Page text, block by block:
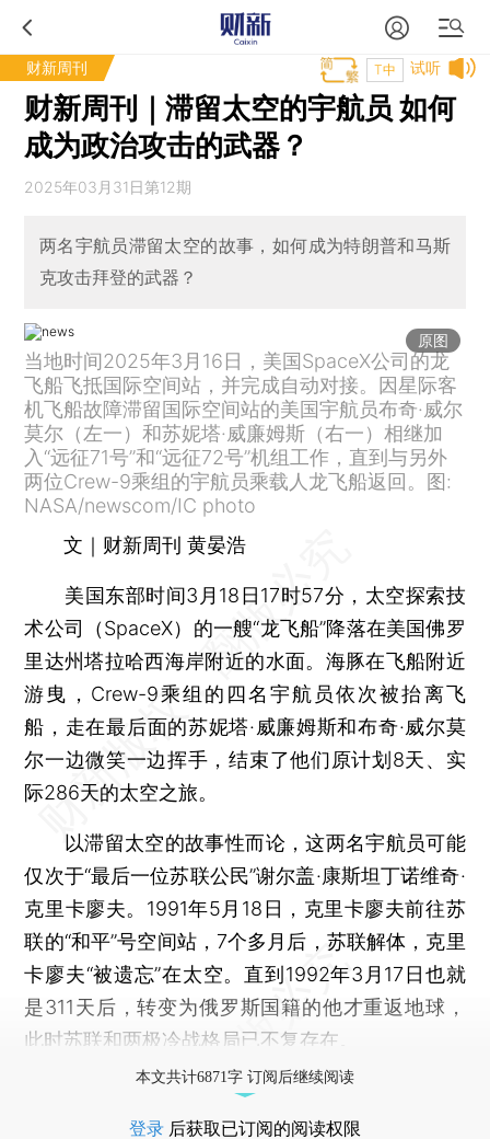
财新周刊 试听
T中
财新周刊｜滞留太空的宇航员 如何
成为政治攻击的武器？
2025年03月31日第12期
两名宇航员滞留太空的故事，如何成为特朗普和马斯
克攻击拜登的武器？
原图
当地时间2025年3月16日，美国SpaceX公司的龙
飞船飞抵国际空间站，并完成自动对接。因星际客
机飞船故障滞留国际空间站的美国宇航员布奇·威尔
莫尔（左一）和苏妮塔·威廉姆斯（右一）相继加
入“远征71号”和“远征72号”机组工作，直到与另外
两位Crew-9乘组的宇航员乘载人龙飞船返回。图:
NASA/newscom/IC photo
文｜财新周刊 黄晏浩
美国东部时间3月18日17时57分，太空探索技
术公司（SpaceX）的一艘“龙飞船”降落在美国佛罗
里达州塔拉哈西海岸附近的水面。海豚在飞船附近
游曳，Crew-9乘组的四名宇航员依次被抬离飞
船，走在最后面的苏妮塔·威廉姆斯和布奇·威尔莫
尔一边微笑一边挥手，结束了他们原计划8天、实
际286天的太空之旅。
以滞留太空的故事性而论，这两名宇航员可能
仅次于“最后一位苏联公民”谢尔盖·康斯坦丁诺维奇·
克里卡廖夫。1991年5月18日，克里卡廖夫前往苏
联的“和平”号空间站，7个多月后，苏联解体，克里
卡廖夫“被遗忘”在太空。直到1992年3月17日也就
是311天后，转变为俄罗斯国籍的他才重返地球，
此时苏联和两极冷战格局已不复存在。
本文共计6871字 订阅后继续阅读
登录 后获取已订阅的阅读权限